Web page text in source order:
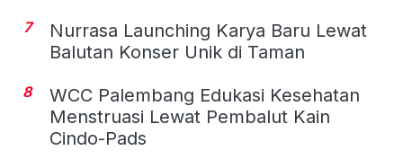
7
Nurrasa Launching Karya Baru Lewat
Balutan Konser Unik di Taman
8
WCC Palembang Edukasi Kesehatan
Menstruasi Lewat Pembalut Kain
Cindo-Pads